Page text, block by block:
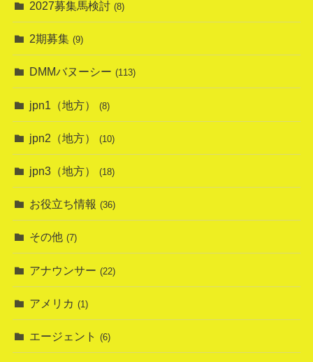
2027募集馬検討 (8)
2期募集 (9)
DMMバヌーシー (113)
jpn1（地方） (8)
jpn2（地方） (10)
jpn3（地方） (18)
お役立ち情報 (36)
その他 (7)
アナウンサー (22)
アメリカ (1)
エージェント (6)